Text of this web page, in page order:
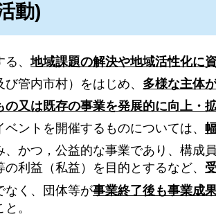
動)
る、地域課題の解決や地域活性化に
管内市村）をはじめ、 多様な主体
の又は既存の事業を発展的に向上・
ントを開催するものについては、
、かつ，公益的な事業であり、構成
利益（私益）を目的とするなど、
なく、団体等が事業終了後も事業成
。